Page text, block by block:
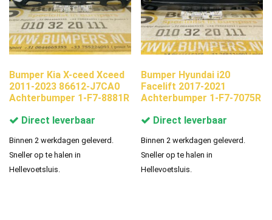
Bumper Kia X-ceed Xceed
2011-2023 86612-J7CA0
Achterbumper 1-F7-8881R
Direct leverbaar
Binnen 2 werkdagen geleverd.
Sneller op te halen in
Hellevoetsluis.
Bumper Hyundai i20
Facelift 2017-2021
Achterbumper 1-F7-7075R
Direct leverbaar
Binnen 2 werkdagen geleverd.
Sneller op te halen in
Hellevoetsluis.